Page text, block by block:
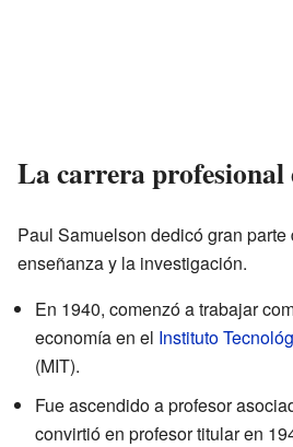
La carrera profesional
Paul Samuelson dedicó gran parte
enseñanza y la investigación.
En 1940, comenzó a trabajar
economía en el Instituto
(MIT).
Fue ascendido a profesor
convirtió en profesor titular en